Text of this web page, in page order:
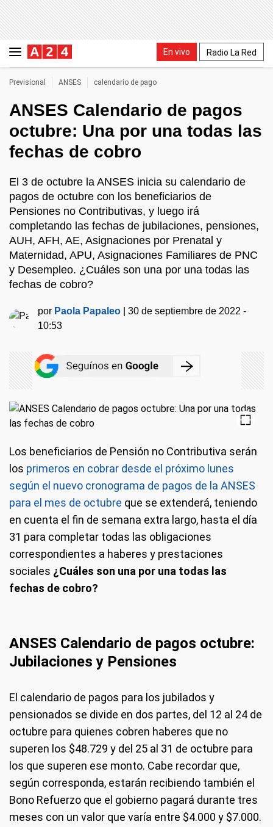
En vivo Radio La Red
Previsional ANSES calendario de pago
ANSES Calendario de pagos
octubre: Una por una todas las
fechas de cobro
El 3 de octubre la ANSES inicia su calendario de
pagos de octubre con los beneficiarios de
Pensiones no Contributivas, y luego irá
completando las fechas de jubilaciones, pensiones,
AUH, AFH, AE, Asignaciones por Prenatal y
Maternidad, APU, Asignaciones Familiares de PNC
y Desempleo. ¿Cuáles son una por una todas las
fechas de cobro?
por Paola Papaleo |30 de septiembre de 2022 -
10:53
Los beneficiarios de Pensión no Contributiva serán
los primeros en cobrar desde el próximo lunes
según el nuevo cronograma de pagos de la ANSES
para el mes de octubre que se extenderá, teniendo
en cuenta el fin de semana extra largo, hasta el día
31 para completar todas las obligaciones
correspondientes a haberes y prestaciones
sociales ¿Cuáles son una por una todas las
fechas de cobro?
ANSES Calendario de pagos octubre:
Jubilaciones y Pensiones
El calendario de pagos para los jubilados y
pensionados se divide en dos partes, del 12 al 24 de
octubre para quienes cobren haberes que no
superen los $48.729 y del 25 al 31 de octubre para
los que superen ese monto. Cabe recordar que,
según corresponda, estarán recibiendo también el
Bono Refuerzo que el gobierno pagará durante tres
meses con un valor que varía entre $4.000 y $7.000.